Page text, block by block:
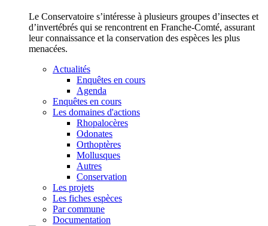
Le Conservatoire s’intéresse à plusieurs groupes d’insectes et
d’invertébrés qui se rencontrent en Franche-Comté, assurant
leur connaissance et la conservation des espèces les plus
menacées.
Actualités
Enquêtes en cours
Agenda
Enquêtes en cours
Les domaines d'actions
Rhopalocères
Odonates
Orthoptères
Mollusques
Autres
Conservation
Les projets
Les fiches espèces
Par commune
Documentation